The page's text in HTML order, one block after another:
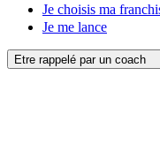
Je choisis ma
Je me lance
Etre rappelé par un coach